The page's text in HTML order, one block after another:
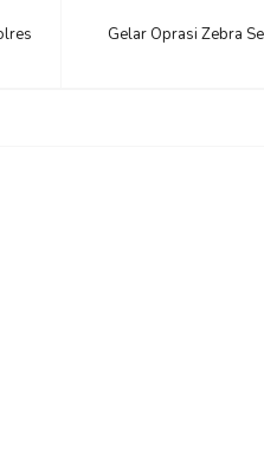
Gelar Oprasi Zebra